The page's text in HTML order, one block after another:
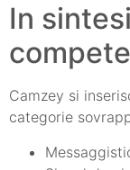
In
Camzey si
categorie